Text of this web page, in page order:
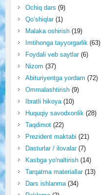
Ochiq dars (9)
Qo‘shiqlar(1)
Malaka oshirish(19)
Imtihonga tayyorgarlik (63)
Foydali veb saytlar(6)
Nizom (37)
Abituriyentga yordam (72)
Ommalashtirish(9)
Ibratli hikoya(10)
Huquqiy savodxonlik (28)
Taqdimot(22)
Prezident maktabi (21)
Dasturlar / ilovalar(7)
Kasbga yo'naltirish(14)
Tarqatma materiallar(13)
Dars ishlanma(34)